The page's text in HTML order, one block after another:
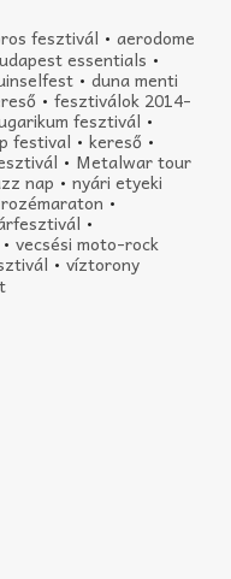
fesztivál •aerodome
essentials •
•duna menti
•fesztiválok 2014-
fesztivál •
festival •kereső •
• Metalwar tour
nap •nyári etyeki
rozémaraton •
•
•vecsési moto-rock
•víztorony